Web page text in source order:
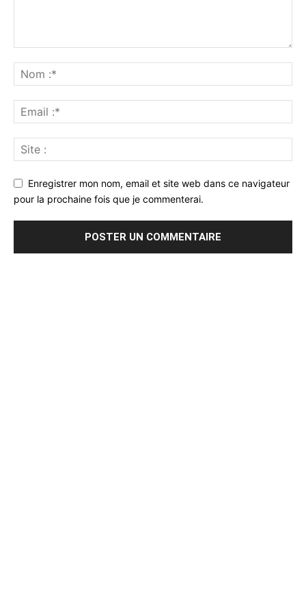
Enregistrer mon nom, email et site web dans ce navigateur
pour la prochaine fois que je commenterai.